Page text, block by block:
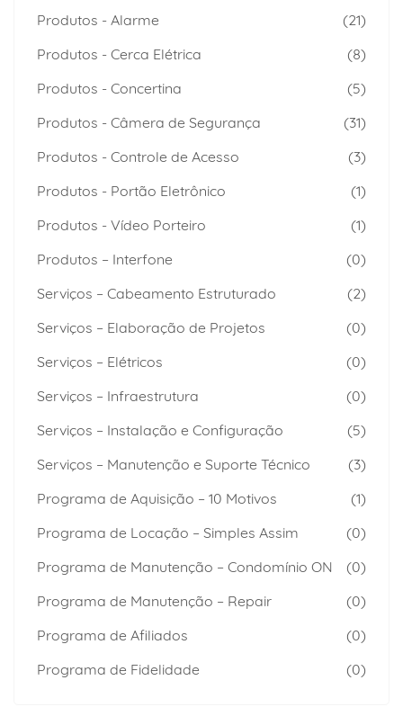
Produtos - Alarme
(21)
Produtos - Cerca Elétrica
(8)
Produtos - Concertina
(5)
Produtos - Câmera de Segurança
(31)
Produtos - Controle de Acesso
(3)
Produtos - Portão Eletrônico
(1)
Produtos - Vídeo Porteiro
(1)
Produtos – Interfone
(0)
Serviços – Cabeamento Estruturado
(2)
Serviços – Elaboração de Projetos
(0)
Serviços – Elétricos
(0)
Serviços – Infraestrutura
(0)
Serviços – Instalação e Configuração
(5)
Serviços – Manutenção e Suporte Técnico
(3)
Programa de Aquisição – 10 Motivos
(1)
Programa de Locação – Simples Assim
(0)
Programa de Manutenção – Condomínio ON
(0)
Programa de Manutenção – Repair
(0)
Programa de Afiliados
(0)
Programa de Fidelidade
(0)